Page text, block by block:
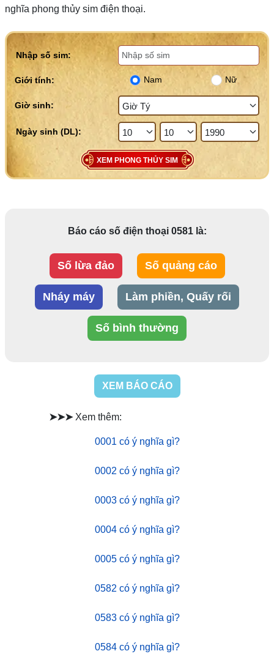
nghĩa phong thủy sim điện thoại.
Nhập số sim:
Giới tính: Nam Nữ
Giờ sinh:
XEM PHONG THỦY SIM
Báo cáo số điện thoại 0581 là:
Số lừa đảo Số quảng cáo
Nháy máy Làm phiền, Quấy rối
Số bình thường
XEM BÁO CÁO
➤➤➤ Xem thêm:
0001 có ý nghĩa gì?
0002 có ý nghĩa gì?
0003 có ý nghĩa gì?
0004 có ý nghĩa gì?
0005 có ý nghĩa gì?
0582 có ý nghĩa gì?
0583 có ý nghĩa gì?
0584 có ý nghĩa gì?